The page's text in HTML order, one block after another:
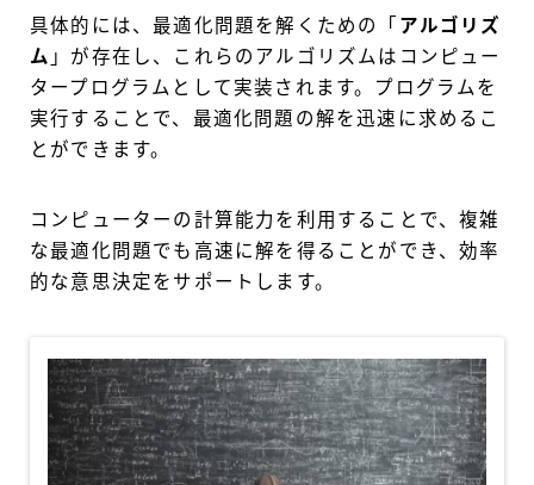
具体的には、最適化問題を解くための「 アルゴリズ
ム 」が存在し、これらのアルゴリズムはコンピュー
タープログラムとして実装されます。プログラムを
実行することで、最適化問題の解を迅速に求めるこ
とができます。
コンピューターの計算能力を利用することで、複雑
な最適化問題でも高速に解を得ることができ、効率
的な意思決定をサポートします。